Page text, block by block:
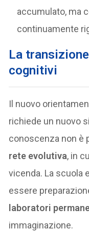
accumulato, ma
continuamente
La
cognitivi
Il nuovo
richiede un nuovo
conoscenza non è
rete evolutiva, in
vicenda. La scuola
essere
laboratori
immaginazione.